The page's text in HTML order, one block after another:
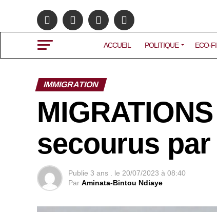
ACCUEIL POLITIQUE ECO-
IMMIGRATION
secourus
Publie 3 ans . le 20/07/2023 à 08:40
Par Aminata-Bintou Ndiaye